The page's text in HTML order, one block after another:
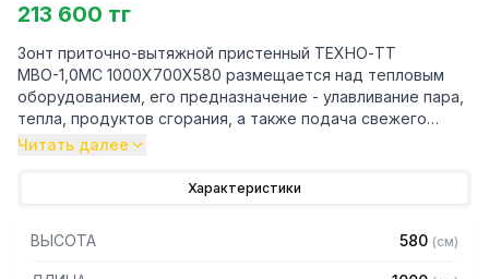
213 600 тг
Зонт приточно-вытяжной пристенный ТЕХНО-ТТ
МВО-1,0МС 1000Х700Х580 размещается над тепловым
оборудованием, его предназначение - улавливание пара,
тепла, продуктов сгорания, а также подача свежего
воздуха, что благоприятно сказывается на микроклимате
предметах мебели и кухонной утвари. Поэтому это
оборудование формирует микроклимат в помещении и
Читать далее
Характеристики
ВЫСОТА 580 (см)